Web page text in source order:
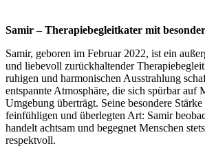
Samir – Therapiebegleitkater mit
Samir, geboren im Februar 2022, ist ein
und liebevoll zurückhaltender
ruhigen und harmonischen Ausstrahlung
entspannte Atmosphäre, die sich spürbar auf
Umgebung überträgt. Seine besondere
feinfühligen und überlegten Art: Samir
handelt achtsam und begegnet Menschen
respektvoll.